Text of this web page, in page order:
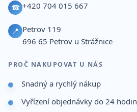
☎ +420 704 015 667
📍 Petrov 119
696 65 Petrov u Strážnice
PROČ NAKUPOVAT U NÁS
Snadný a rychlý nákup
Vyřízení objednávky do 24 hodin